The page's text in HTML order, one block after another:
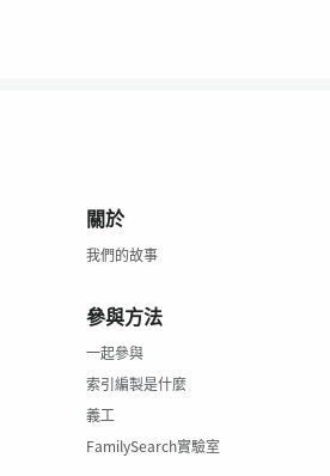
關於
我們的故事
參與方法
一起參與
索引編製是什麼
義工
FamilySearch實驗室